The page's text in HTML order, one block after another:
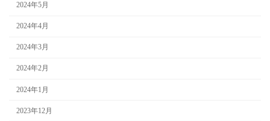
2024年5月
2024年4月
2024年3月
2024年2月
2024年1月
2023年12月